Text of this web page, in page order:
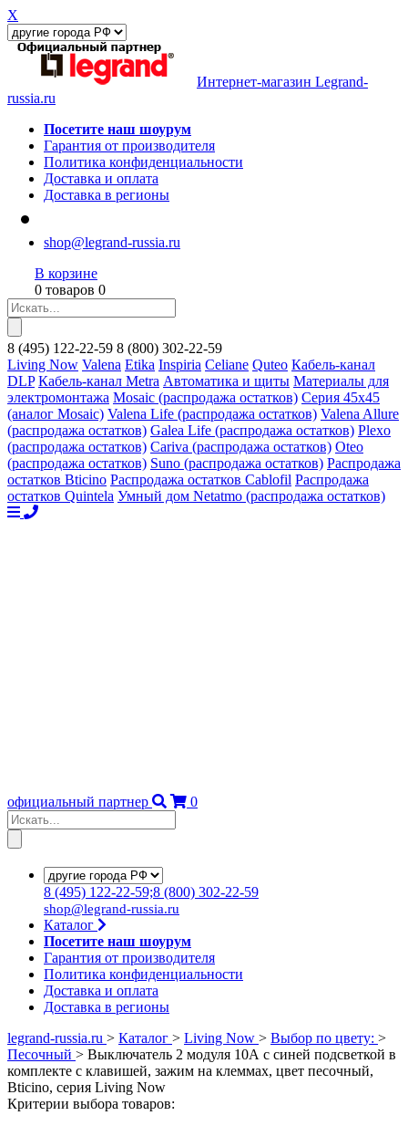
X
Интернет-магазин Legrand-
russia.ru
Посетите наш шоурум
Гарантия от производителя
Политика конфиденциальности
Доставка и оплата
Доставка в регионы
shop@legrand-russia.ru
В корзине
0 товаров 0
8 (495) 122-22-59 8 (800) 302-22-59
Living Now Valena Etika Inspiria Celiane Quteo Кабель-канал
DLP Кабель-канал Metra Автоматика и щиты Материалы для
электромонтажа Mosaic (распродажа остатков) Серия 45х45
(аналог Mosaic) Valena Life (распродажа остатков) Valena Allure
(распродажа остатков) Galea Life (распродажа остатков) Plexo
(распродажа остатков) Cariva (распродажа остатков) Oteo
(распродажа остатков) Suno (распродажа остатков) Распродажа
остатков Bticino Распродажа остатков Cablofil Распродажа
остатков Quintela Умный дом Netatmo (распродажа остатков)
официальный партнер 0
8 (495) 122-22-59;8 (800) 302-22-59
shop@legrand-russia.ru
Каталог
Посетите наш шоурум
Гарантия от производителя
Политика конфиденциальности
Доставка и оплата
Доставка в регионы
legrand-russia.ru > Каталог > Living Now > Выбор по цвету: >
Песочный > Выключатель 2 модуля 10А с синей подсветкой в
комплекте с клавишей, зажим на клеммах, цвет песочный,
Bticino, серия Living Now
Критерии выбора товаров: